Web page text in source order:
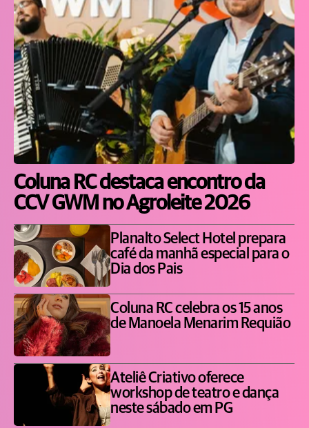
Coluna RC destaca encontro da
CCV GWM no Agroleite 2026
Planalto Select Hotel prepara
café da manhã especial para o
Dia dos Pais
Coluna RC celebra os 15 anos
de Manoela Menarim Requião
Ateliê Criativo oferece
workshop de teatro e dança
neste sábado em PG